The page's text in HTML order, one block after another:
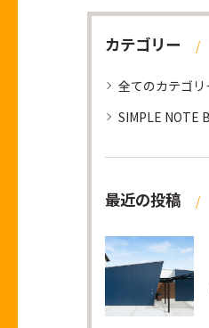
カテゴリー
全てのカテゴリ
SIMPLE NOTE
最近の投稿